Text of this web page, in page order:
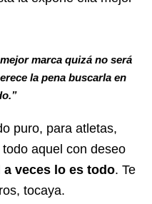
marca quizá no será
la pena buscarla en
puro, para atletas,
aquel con deseo
a veces lo es todo. Te
tocaya.